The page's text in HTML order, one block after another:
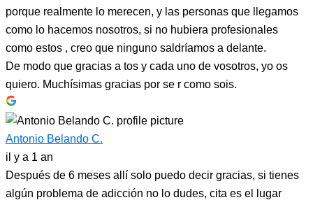
porque realmente lo merecen, y las personas que llegamos
como lo hacemos nosotros, si no hubiera profesionales
como estos , creo que ninguno saldríamos a delante.
De modo que gracias a tos y cada uno de vosotros, yo os
quiero. Muchísimas gracias por se r como sois.
Antonio Belando C.
il y a 1 an
Después de 6 meses allí solo puedo decir gracias, si tienes
algún problema de adicción no lo dudes, cita es el lugar